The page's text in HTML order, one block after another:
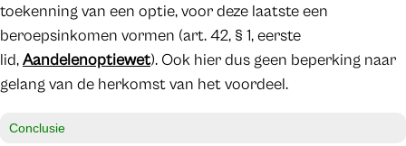
toekenning van een optie, voor deze laatste een
beroepsinkomen vormen (art. 42, § 1, eerste
lid,Aandelenoptiewet). Ook hier dus geen beperking naar
gelang van de herkomst van het voordeel.
Conclusie